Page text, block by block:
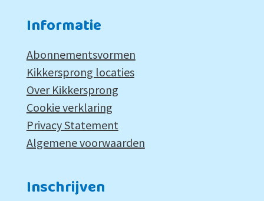
Informatie
Abonnementsvormen
Kikkersprong locaties
Over Kikkersprong
Cookie verklaring
Privacy Statement
Algemene voorwaarden
Inschrijven